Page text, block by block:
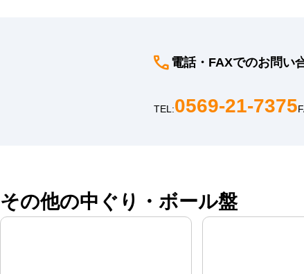
電話・FAXでのお問い
TEL:0569-21-7375
その他の中ぐり・ボール盤